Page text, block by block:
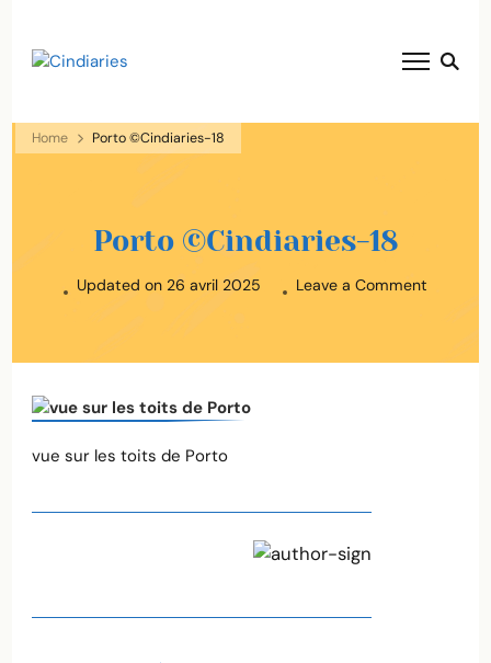
Home Porto ©Cindiaries-18
Porto ©Cindiaries-18
Updated on 26 avril 2025 Leave a Comment
vue sur les toits de Porto